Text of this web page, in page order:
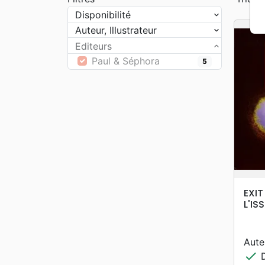
Disponibilité
Auteur, Illustrateur
Editeurs
Paul & Séphora
5
check